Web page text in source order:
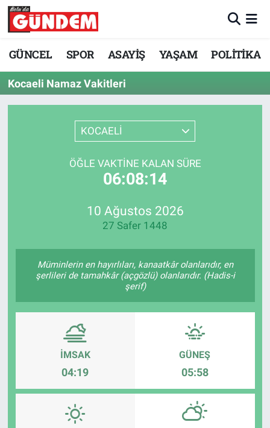
GÜNCEL SPOR ASAYİŞ YAŞAM POLİTİKA
Kocaeli Namaz Vakitleri
KOCAELİ
ÖĞLE VAKTINE KALAN SÜRE
06:08:14
10 Ağustos 2026
27 Safer 1448
Müminlerin en hayırlıları, kanaatkâr olanlarıdır, en
şerlileri de tamahkâr (açgözlü) olanlarıdır. (Hadis-i
şerif)
İMSAK
04:19
GÜNEŞ
05:58
Merkez Nöbetçi Eczaneler
Merkez Hava Durumu
Merkez Trafik Yoğunluk Haritası
Süper Lig Puan Durumu ve Fikstür
Tüm Manşetler